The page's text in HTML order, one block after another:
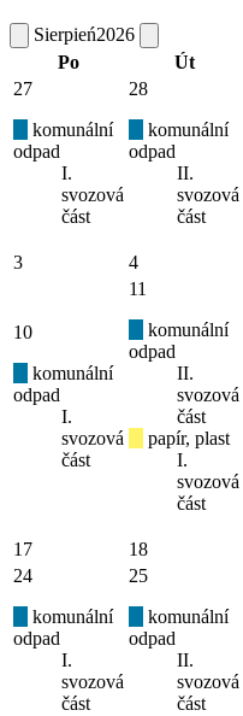
Sierpień2026
Po
Út
27
komunální
odpad
I.
svozová
část
28
komunální
odpad
II.
svozová
část
3 4
10
komunální
odpad
I.
svozová
část
11
komunální
odpad
II.
svozová
část
papír, plast
I.
svozová
část
17 18
24
komunální
odpad
I.
svozová
část
25
komunální
odpad
II.
svozová
část